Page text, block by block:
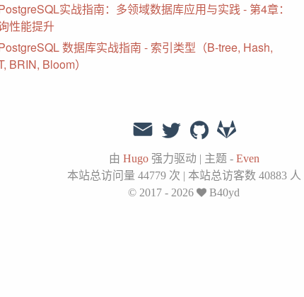
实战指南：多领域数据库应用与实践 - 第4章：
性能提升
数据库实战指南 - 索引类型（B-tree, Hash,
BRIN, Bloom）
由 Hugo强力驱动 | 主题 - Even
本站总访问量 44779次 | 本站总访客数 40883人
© 2017 - 2026
B40yd